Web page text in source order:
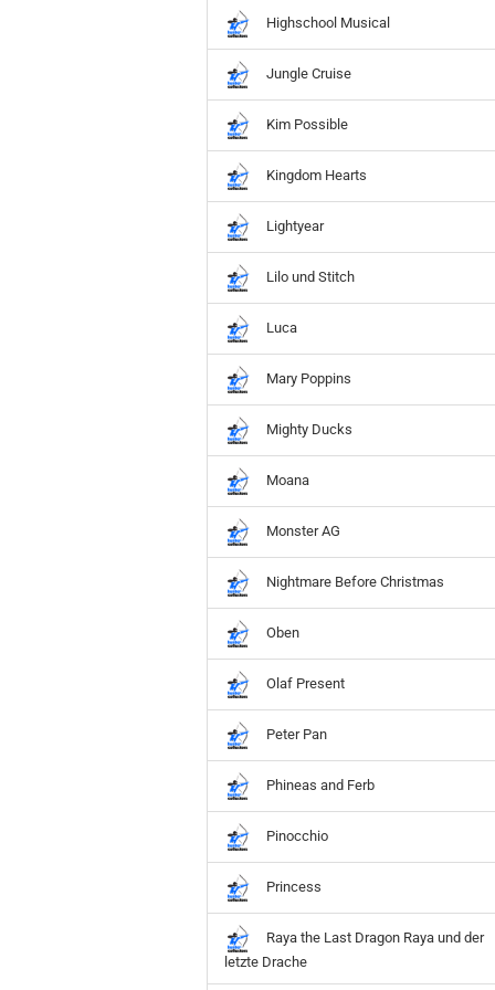
Icon
MARVEL
Movie
Music
Sports
STAR WARS
Television
Highschool Musical
Jungle Cruise
Kim Possible
Kingdom Hearts
Lightyear
Lilo und Stitch
Luca
Mary Poppins
Mighty Ducks
Moana
Monster AG
Nightmare Before Christmas
Oben
Olaf Present
Peter Pan
Phineas and Ferb
Pinocchio
Princess
Raya the Last Dragon Raya und der
letzte Drache